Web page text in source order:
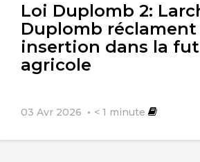
Loi Duplomb 2:
Duplomb réclament
insertion dans la
agricole
03 Avr 2026 < 1 minute